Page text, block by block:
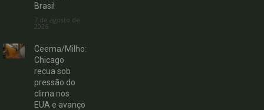
Brasil
7 de agosto de
2026
Ceema/Milho:
Chicago
recua sob
pressão do
clima nos
EUA e avanço